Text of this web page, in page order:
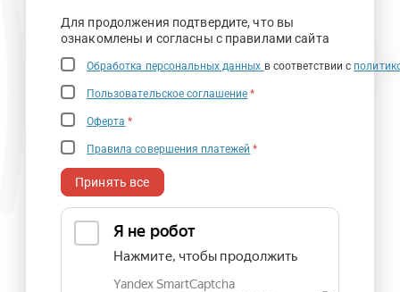
Для продолжения подтвердите, что вы
ознакомлены и согласны с правилами сайта
Обработка персональных данных в соответствии с
Пользовательское соглашение *
Оферта *
Правила совершения платежей *
Принять все